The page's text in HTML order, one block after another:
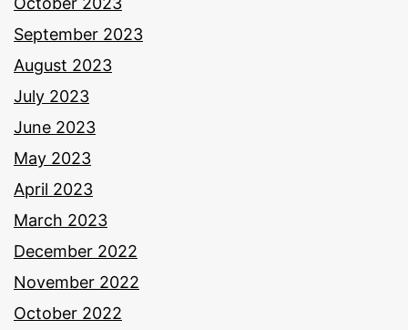
September 2023
August 2023
July 2023
June 2023
May 2023
April 2023
March 2023
December 2022
November 2022
October 2022